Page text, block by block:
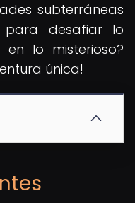
subterráneas
para desafiar lo
lo misterioso?
única!